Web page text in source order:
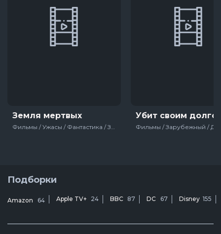
Земля мертвых Убит своим
Подборки
Amazon 64 Apple TV+ 24 BBC 87 DC 67 Disney 155